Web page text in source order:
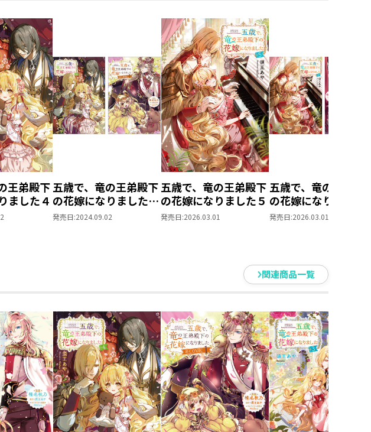
発売！
件落着し、殿下との穏やかな時間を再び取り戻したレテ
手紙を書いたり、玉ねぎとじゃがいものスープを飲んだ
都までお供したり。このままずっと、一緒に笑って、一緒
人になりたいな――と思っていた矢先、何者かに誘拐され
蠢くガレリアのヴォイド王やリリアの大司教の野心に巻
た非力なレティシア。そんな彼女の救出を急ぐフェリス
も力を借りて――。
を助ける」
守りたい二人（＋竜神）が手を繋ぐ、年の差・リリカル
】
を守る！」
フェリス王弟殿下だが、はぐれ者同士のふたりはすぐ意
する秘密の同盟関係を結ぶと、思いがけずふわふわでほ
まった！？
裏で絡む王位継承権と竜王の末裔・フェリスの運命が、
渦中へと導いていく――。
王弟殿下
ました４
五歳で、竜の王弟殿下
の花嫁になりました
原作小説第4巻+コミ
発売日:2024.09.02
五歳で、竜の王弟殿下
の花嫁になりました５
発売日:2026.03.01
五歳で、竜の王弟殿
の花嫁になりまし
原作小説第5巻＋コミ
発売日:2026.03.01
関連商品一覧